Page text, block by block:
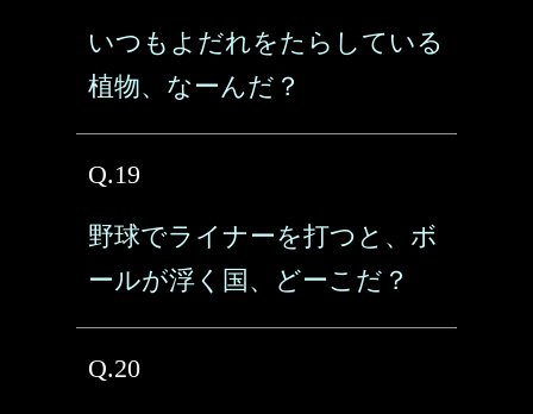
いつもよだれをたらしている
植物、なーんだ？
Q.19
野球でライナーを打つと、ボ
ールが浮く国、どーこだ？
Q.20